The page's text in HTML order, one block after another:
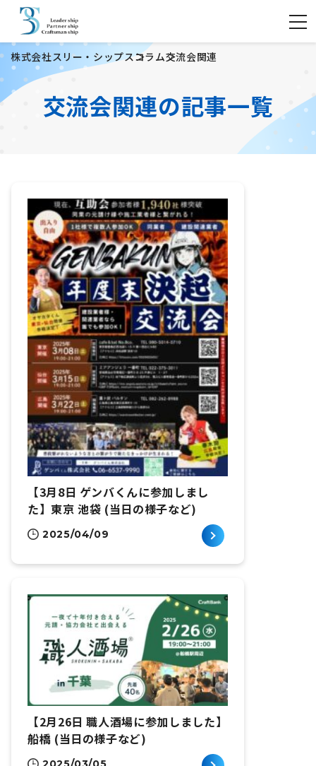
株式会社スリー・シップスコラム交流会関連
交流会関連の記事一覧
【3月8日 ゲンバくんに参加しまし
た】東京 池袋 (当日の様子など)
2025/04/09
【2月26日 職人酒場に参加しました】
船橋 (当日の様子など)